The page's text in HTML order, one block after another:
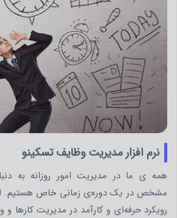
نرم افزار مدیریت وظایف تسکینو
همه ‌ی ما در مدیریت امور روزانه به
مشخص در یک دوره‌ی زمانی خاص هستیم.
رویکرد حرفه‌ای و کارآمد در مدیریت